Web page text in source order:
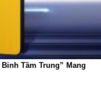
Tầm Trung” Mang